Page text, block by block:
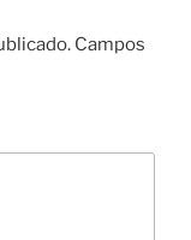
Campos